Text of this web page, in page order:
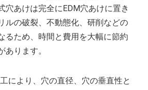
穴あけは完全にEDM穴あけに置き
ルの破裂、不動態化、研削などの
るため、時間と費用を大幅に節約
あります。
により、穴の直径、穴の垂直性と